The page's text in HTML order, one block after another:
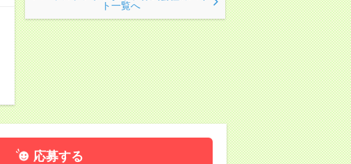
ト一覧へ
応募する